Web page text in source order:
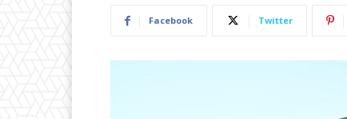
Facebook Twitter